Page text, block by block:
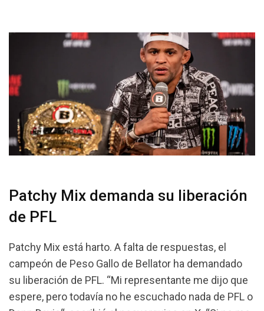
Patchy Mix demanda su liberación
de PFL
Patchy Mix está harto. A falta de respuestas, el
campeón de Peso Gallo de Bellator ha demandado
su liberación de PFL. “Mi representante me dijo que
espere, pero todavía no he escuchado nada de PFL o